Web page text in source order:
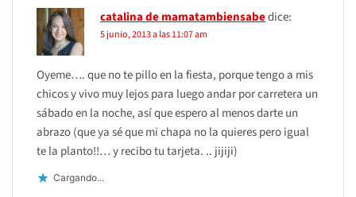
catalina de mamatambiensabedice:
5 junio, 2013 a las 11:07 am
Oyeme…. que no te pillo en la fiesta, porque tengo a mis
chicos y vivo muy lejos para luego andar por carretera un
sábado en la noche, así que espero al menos darte un
abrazo (que ya sé que mi chapa no la quieres pero igual
te la planto!!… y recibo tu tarjeta. .. jijiji)
Cargando...